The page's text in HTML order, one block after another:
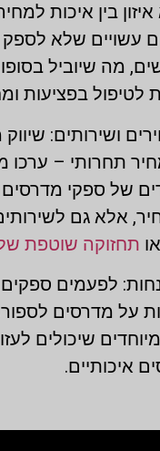
בין איכות
עשויים שלא
מה שיוביל
לטיפול בפציעות
ושירותים:
תחרותי – ערכו
של ספקי מדרסים
אלא גם
תחזוקה שוטפת
לפעמים
על מדרסים
שיכולים
איכותיים.